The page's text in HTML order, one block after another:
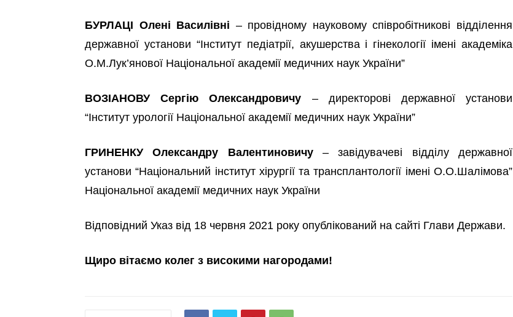
БУРЛАЦІ Олені Василівні – провідному науковому співробітникові відділення
державної установи “Інститут педіатрії, акушерства і гінекології імені академіка
О.М.Лук’янової Національної академії медичних наук України”
ВОЗІАНОВУ Сергію Олександровичу – директорові державної установи
“Інститут урології Національної академії медичних наук України”
ГРИНЕНКУ Олександру Валентиновичу– завідувачеві відділу державної
установи “Національний інститут хірургії та трансплантології імені О.О.Шалімова”
Національної академії медичних наук України
Відповідний Указ від 18 червня 2021 року опублікований на сайті Глави Держави.
Щиро вітаємо колег з високими нагородами!